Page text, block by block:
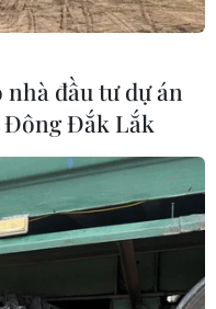
đầu tư dự án
Đông Đắk Lắk